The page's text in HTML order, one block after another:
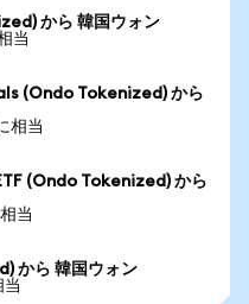
から 韓国ウォン
当
(Ondo Tokenized) から
相当
(Ondo Tokenized) から
当
から 韓国ウォン
当